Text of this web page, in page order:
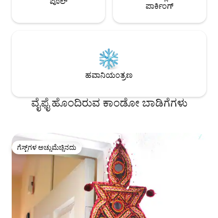
ಪಾರ್ಕಿಂಗ್
ಹವಾನಿಯಂತ್ರಣ
ವೈಫೈ ಹೊಂದಿರುವ ಕಾಂಡೋ ಬಾಡಿಗೆಗಳು
ಗೆಸ್ಟ್‌ಗಳ ಅಚ್ಚುಮೆಚ್ಚಿನದು
ಗೆಸ್ಟ್‌ಗಳ ಅಚ್ಚುಮೆಚ್ಚಿನದು